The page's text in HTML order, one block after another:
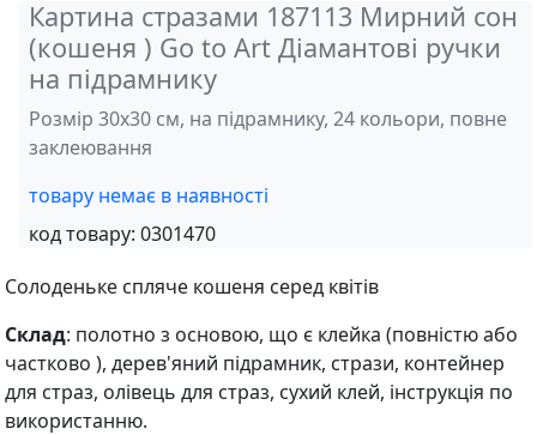
Картина стразами 187113 Мирний сон
(кошеня ) Go to Art Діамантові ручки
на підрамнику
Розмір 30х30 см, на підрамнику, 24 кольори, повне
заклеювання
товару немає в наявності
код товару: 0301470
Солоденьке спляче кошеня серед квітів
Склад: полотно з основою, що є клейка (повністю або
частково ), дерев'яний підрамник, стрази, контейнер
для страз, олівець для страз, сухий клей, інструкція по
використанню.